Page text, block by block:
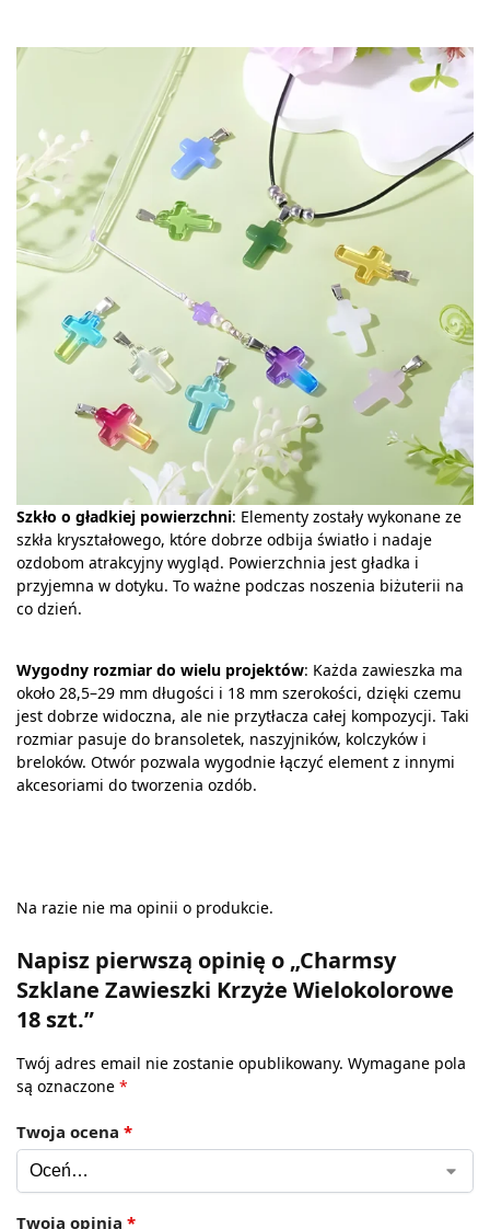
Szkło o gładkiej powierzchni: Elementy zostały wykonane ze
szkła kryształowego, które dobrze odbija światło i nadaje
ozdobom atrakcyjny wygląd. Powierzchnia jest gładka i
przyjemna w dotyku. To ważne podczas noszenia biżuterii na
co dzień.
Wygodny rozmiar do wielu projektów: Każda zawieszka ma
około 28,5–29 mm długości i 18 mm szerokości, dzięki czemu
jest dobrze widoczna, ale nie przytłacza całej kompozycji. Taki
rozmiar pasuje do bransoletek, naszyjników, kolczyków i
breloków. Otwór pozwala wygodnie łączyć element z innymi
akcesoriami do tworzenia ozdób.
Na razie nie ma opinii o produkcie.
Napisz pierwszą opinię o „Charmsy
Szklane Zawieszki Krzyże Wielokolorowe
18 szt.”
Twój adres email nie zostanie opublikowany. Wymagane pola
są oznaczone *
Twoja ocena *
Twoja opinia *